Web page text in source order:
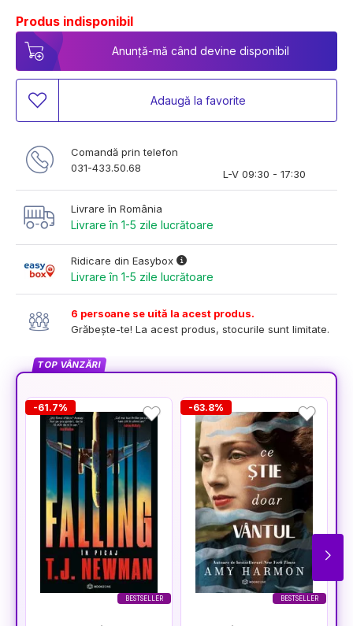
Produs indisponibil
Anunță-mă când devine disponibil
Adaugă la favorite
Comandă prin telefon
031-433.50.68
L-V 09:30 - 17:30
Livrare în România
Livrare în 1-5 zile lucrătoare
Ridicare din Easybox
Livrare în 1-5 zile lucrătoare
6 persoane se uită la acest produs.
Grăbește-te! La acest produs, stocurile sunt limitate.
TOP VÂNZĂRI
BESTSELLER
-61.7%
BESTSELLER
-63.8%